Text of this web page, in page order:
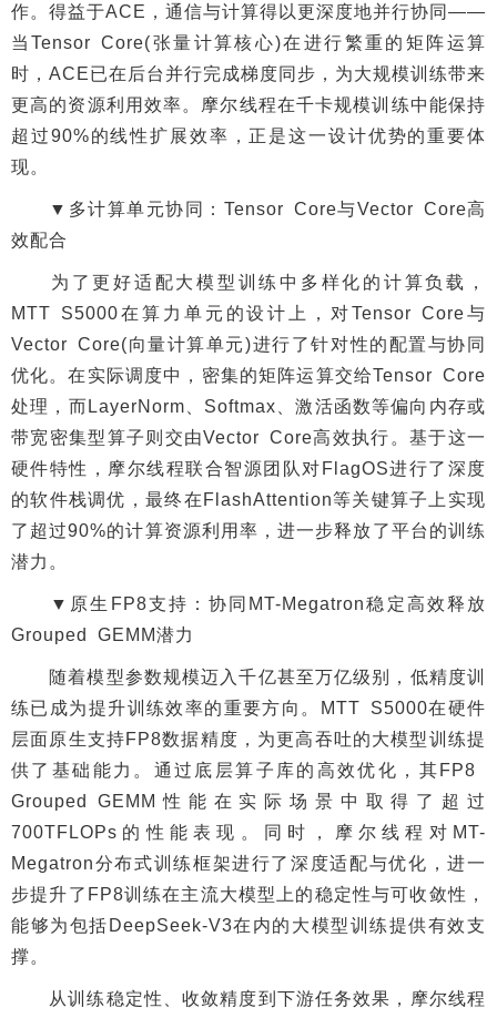
作。得益于ACE，通信与计算得以更深度地并行协同——
当Tensor Core(张量计算核心)在进行繁重的矩阵运算
时，ACE已在后台并行完成梯度同步，为大规模训练带来
更高的资源利用效率。摩尔线程在千卡规模训练中能保持
超过90%的线性扩展效率，正是这一设计优势的重要体
现。
▼多计算单元协同：Tensor Core与Vector Core高
效配合
为了更好适配大模型训练中多样化的计算负载，
MTT S5000在算力单元的设计上，对Tensor Core与
Vector Core(向量计算单元)进行了针对性的配置与协同
优化。在实际调度中，密集的矩阵运算交给Tensor Core
处理，而LayerNorm、Softmax、激活函数等偏向内存或
带宽密集型算子则交由Vector Core高效执行。基于这一
硬件特性，摩尔线程联合智源团队对FlagOS进行了深度
的软件栈调优，最终在FlashAttention等关键算子上实现
了超过90%的计算资源利用率，进一步释放了平台的训练
潜力。
▼原生FP8支持：协同MT-Megatron稳定高效释放
Grouped GEMM潜力
随着模型参数规模迈入千亿甚至万亿级别，低精度训
练已成为提升训练效率的重要方向。MTT S5000在硬件
层面原生支持FP8数据精度，为更高吞吐的大模型训练提
供了基础能力。通过底层算子库的高效优化，其FP8
Grouped GEMM性能在实际场景中取得了超过
700TFLOPs的性能表现。同时，摩尔线程对MT-
Megatron分布式训练框架进行了深度适配与优化，进一
步提升了FP8训练在主流大模型上的稳定性与可收敛性，
能够为包括DeepSeek-V3在内的大模型训练提供有效支
撑。
从训练稳定性、收敛精度到下游任务效果，摩尔线程